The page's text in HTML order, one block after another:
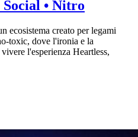
• Nitro
ecosistema creato per legami
toxic, dove l'ironia e la
l'esperienza Heartless,